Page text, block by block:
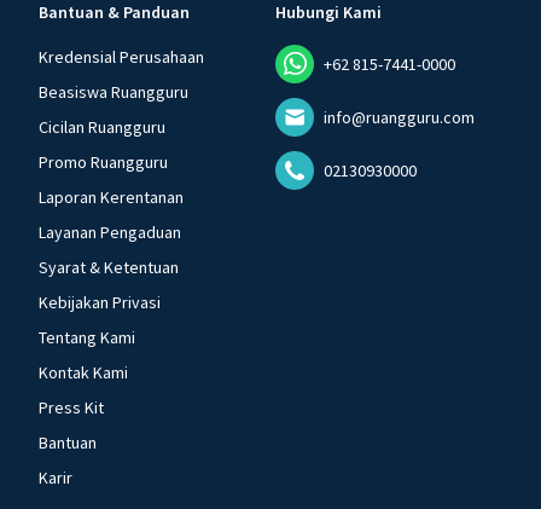
Bantuan & Panduan
Kredensial Perusahaan
Beasiswa Ruangguru
Cicilan Ruangguru
Promo Ruangguru
Laporan Kerentanan
Layanan Pengaduan
Syarat & Ketentuan
Kebijakan Privasi
Tentang Kami
Kontak Kami
Press Kit
Bantuan
Karir
Hubungi Kami
+62 815-7441-0000
info@ruangguru.com
02130930000